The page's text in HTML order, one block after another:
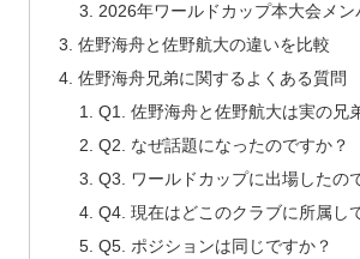
2026年ワールドカップ本大会メン
佐野海舟と佐野航大の違いを比較
佐野海舟兄弟に関するよくある質問
Q1. 佐野海舟と佐野航大は実の兄
Q2. なぜ話題になったのですか？
Q3. ワールドカップに出場したの
Q4. 現在はどこのクラブに所属し
Q5. ポジションは同じですか？